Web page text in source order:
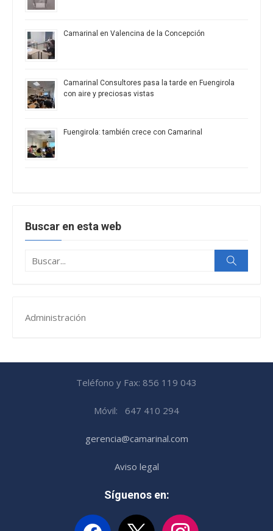
Camarinal en Valencina de la Concepción
Camarinal Consultores pasa la tarde en Fuengirola
con aire y preciosas vistas
Fuengirola: también crece con Camarinal
Buscar en esta web
Buscar:
Administración
Teléfono y Fax: 856 119 043
Móvil: 647 410 294
gerencia@camarinal.com
Aviso legal
Síguenos en:
facebook x instagram